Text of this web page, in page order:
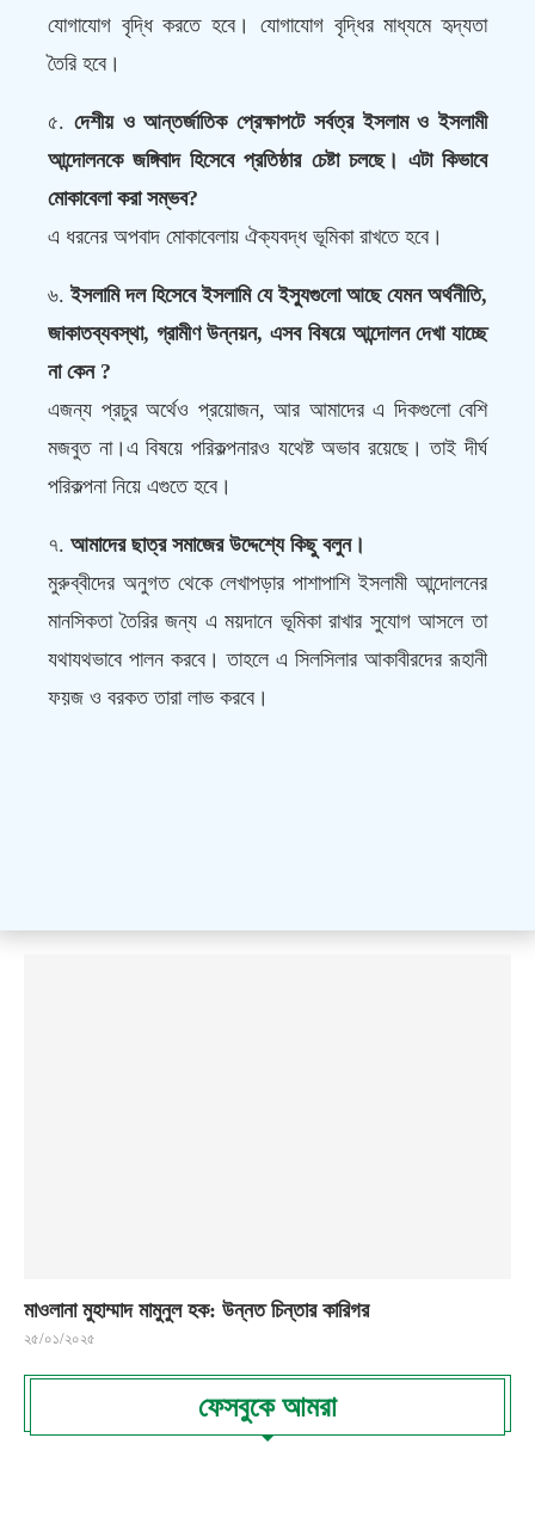
যোগাযোগ বৃদ্ধি করতে হবে। যোগাযোগ বৃদ্ধির মাধ্যমে হৃদ্যতা
তৈরি হবে।
৫. দেশীয় ও আন্তর্জাতিক প্রেক্ষাপটে সর্বত্র ইসলাম ও ইসলামী
আন্দোলনকে জঙ্গিবাদ হিসেবে প্রতিষ্ঠার চেষ্টা চলছে। এটা কিভাবে
মোকাবেলা করা সম্ভব?
এ ধরনের অপবাদ মোকাবেলায় ঐক্যবদ্ধ ভূমিকা রাখতে হবে।
৬. ইসলামি দল হিসেবে ইসলামি যে ইস্যুগুলো আছে যেমন অর্থনীতি,
জাকাতব্যবস্থা, গ্রামীণ উন্নয়ন, এসব বিষয়ে আন্দোলন দেখা যাচ্ছে
না কেন ?
এজন্য প্রচুর অর্থেও প্রয়োজন, আর আমাদের এ দিকগুলো বেশি
মজবুত না।এ বিষয়ে পরিকল্পনারও যথেষ্ট অভাব রয়েছে। তাই দীর্ঘ
পরিকল্পনা নিয়ে এগুতে হবে।
৭. আমাদের ছাত্র সমাজের উদ্দেশ্যে কিছু বলুন।
মুরুব্বীদের অনুগত থেকে লেখাপড়ার পাশাপাশি ইসলামী আন্দোলনের
মানসিকতা তৈরির জন্য এ ময়দানে ভূমিকা রাখার সুযোগ আসলে তা
যথাযথভাবে পালন করবে। তাহলে এ সিলসিলার আকাবীরদের রূহানী
ফয়জ ও বরকত তারা লাভ করবে।
মাওলানা মুহাম্মাদ মামুনুল হক: উন্নত চিন্তার কারিগর
২৫/০১/২০২৫
ফেসবুকে আমরা